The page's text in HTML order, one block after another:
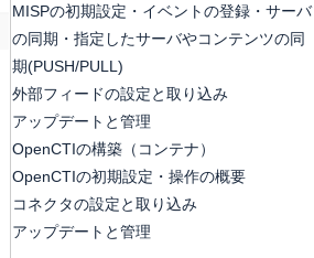
MISPの初期設定・イベントの登録・サーバ
の同期・指定したサーバやコンテンツの同
期(PUSH/PULL)
外部フィードの設定と取り込み
アップデートと管理
OpenCTIの構築（コンテナ）
OpenCTIの初期設定・操作の概要
コネクタの設定と取り込み
アップデートと管理